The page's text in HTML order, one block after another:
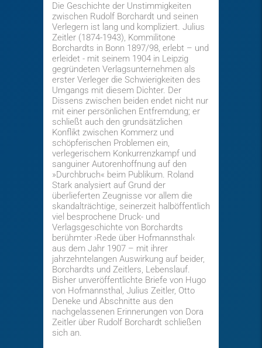
Die Geschichte der Unstimmigkeiten
zwischen Rudolf Borchardt und seinen
Verlegern ist lang und kompliziert. Julius
Zeitler (1874-1943), Kommilitone
Borchardts in Bonn 1897/98, erlebt – und
erleidet - mit seinem 1904 in Leipzig
gegründeten Verlagsunternehmen als
erster Verleger die Schwierigkeiten des
Umgangs mit diesem Dichter. Der
Dissens zwischen beiden endet nicht nur
mit einer persönlichen Entfremdung; er
schließt auch den grundsätzlichen
Konflikt zwischen Kommerz und
schöpferischen Problemen ein,
verlegerischem Konkurrenzkampf und
sanguiner Autorenhoffnung auf den
»Durchbruch« beim Publikum. Roland
Stark analysiert auf Grund der
überlieferten Zeugnisse vor allem die
skandalträchtige, seinerzeit halböffentlich
viel besprochene Druck- und
Verlagsgeschichte von Borchardts
berühmter ›Rede über Hofmannsthal‹
aus dem Jahr 1907 – mit ihrer
jahrzehntelangen Auswirkung auf beider,
Borchardts und Zeitlers, Lebenslauf.
Bisher unveröffentlichte Briefe von Hugo
von Hofmannsthal, Julius Zeitler, Otto
Deneke und Abschnitte aus den
nachgelassenen Erinnerungen von Dora
Zeitler über Rudolf Borchardt schließen
sich an.